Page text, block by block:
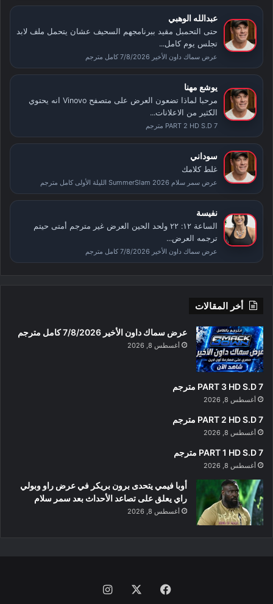
عبدالله الوهبي
حتى التحمبل مقيد ببرنامجهم السحيف عشان يتحمل ملف لابد
تجلس يوم كامل...
عرض سماك داون الأخير 7/8/2026 كامل مترجم
يوشع مهنا
مرحبا لماذا تضعون العرض على متصفح Vinovo انه يحتوي
الكثير من الاعلانات...
PART 2 HD S.D 7 مترجم
سوداني
غلط كلامك
عرض سمر سلام SummerSlam 2026 الليلة الأولى كامل مترجم
نفيسة
الساعة ١٢: ٢٢ ولحد الحين العرض غير مترجم أمتى حيتم
ترجمه العرض...
عرض سماك داون الأخير 7/8/2026 كامل مترجم
أخر المقالات
عرض سماك داون الأخير 7/8/2026 كامل مترجم
أغسطس 8, 2026
PART 3 HD S.D 7 مترجم
أغسطس 8, 2026
PART 2 HD S.D 7 مترجم
أغسطس 8, 2026
PART 1 HD S.D 7 مترجم
أغسطس 8, 2026
أوبا فيمي يتحدى برون بريكر في عرض راو وبولي
راي يعلق على تصاعد الأحداث بعد سمر سلام
أغسطس 8, 2026
فيسبوك